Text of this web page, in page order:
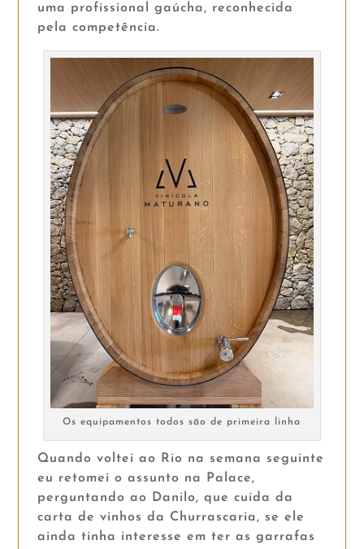
uma profissional gaúcha, reconhecida
pela competência.
Os equipamentos todos são de primeira linha
Quando voltei ao Rio na semana seguinte
eu retomei o assunto na Palace,
perguntando ao Danilo, que cuida da
carta de vinhos da Churrascaria, se ele
ainda tinha interesse em ter as garrafas